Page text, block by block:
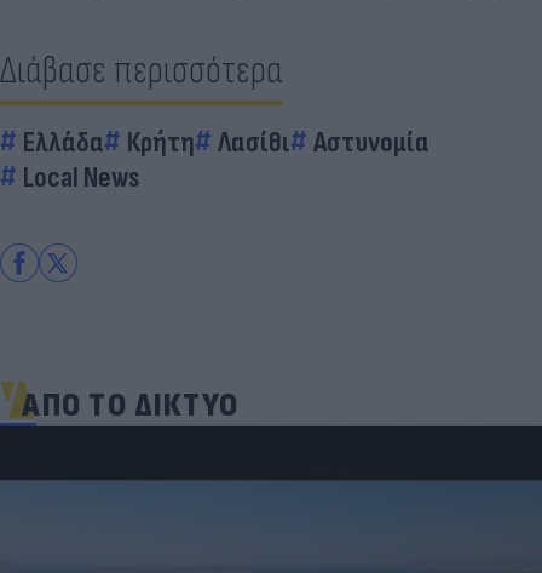
Διάβασε περισσότερα
Ελλάδα Κρήτη Λασίθι
Αστυνομία
Local News
ΑΠΟ ΤΟ ΔΙΚΤΥΟ